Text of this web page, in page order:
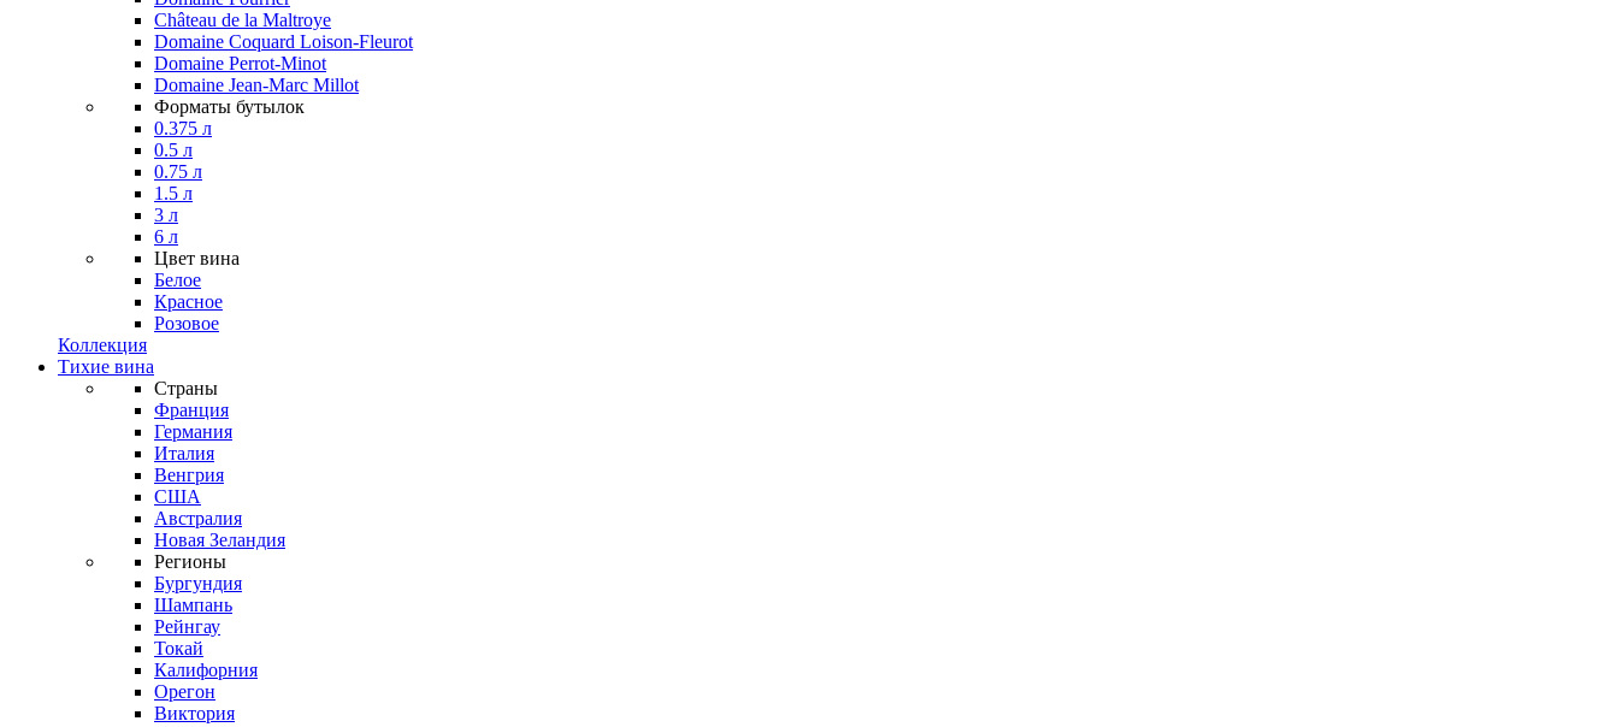
Château de la Maltroye
Domaine Coquard Loison-Fleurot
Domaine Perrot-Minot
Domaine Jean-Marc Millot
Форматы бутылок
0.375 л
0.5 л
0.75 л
1.5 л
3 л
6 л
Цвет вина
Белое
Красное
Розовое
Коллекция
Тихие вина
Страны
Франция
Германия
Италия
Венгрия
США
Австралия
Новая Зеландия
Регионы
Бургундия
Шампань
Рейнгау
Токай
Калифорния
Орегон
Виктория